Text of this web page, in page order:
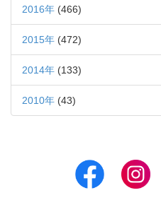
2016年 (466)
2015年 (472)
2014年 (133)
2010年 (43)